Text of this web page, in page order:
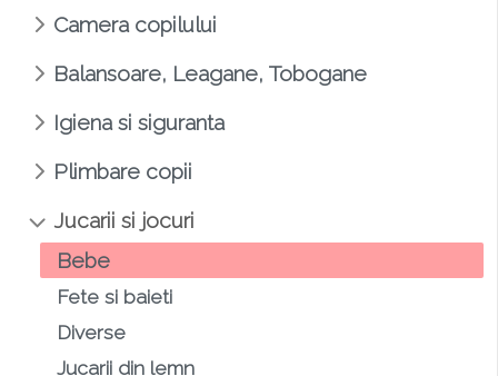
Camera copilului
Balansoare, Leagane, Tobogane
Igiena si siguranta
Plimbare copii
Jucarii si jocuri
Bebe
Fete si baieti
Diverse
Jucarii din lemn